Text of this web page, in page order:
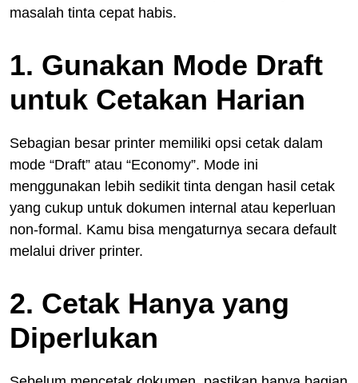
masalah tinta cepat habis.
1. Gunakan Mode Draft
untuk Cetakan Harian
Sebagian besar printer memiliki opsi cetak dalam
mode “Draft” atau “Economy”. Mode ini
menggunakan lebih sedikit tinta dengan hasil cetak
yang cukup untuk dokumen internal atau keperluan
non-formal. Kamu bisa mengaturnya secara default
melalui driver printer.
2. Cetak Hanya yang
Diperlukan